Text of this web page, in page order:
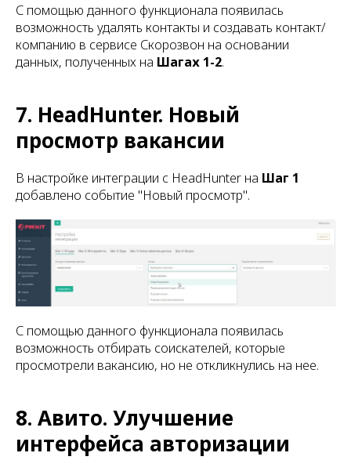
С помощью данного функционала появилась
возможность удалять контакты и создавать контакт/
компанию в сервисе Скорозвон на основании
данных, полученных на Шагах 1-2.
7. HeadHunter. Новый
просмотр вакансии
В настройке интеграции c HeadHunter на Шаг 1
добавлено событие "Новый просмотр".
С помощью данного функционала появилась
возможность отбирать соискателей, которые
просмотрели вакансию, но не откликнулись на нее.
8. Авито. Улучшение
интерфейса авторизации